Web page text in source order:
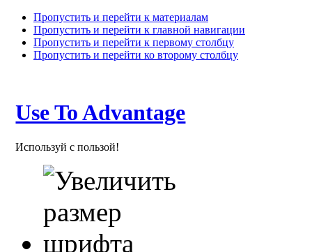
Пропустить и перейти к материалам
Пропустить и перейти к главной навигации
Пропустить и перейти к первому столбцу
Пропустить и перейти ко второму столбцу
Use To Advantage
Используй с пользой!